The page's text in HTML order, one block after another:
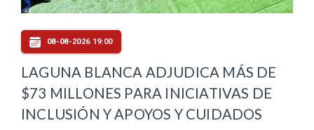
08-08-2026 19:00
LAGUNA BLANCA ADJUDICA MÁS DE
$73 MILLONES PARA INICIATIVAS DE
INCLUSIÓN Y APOYOS Y CUIDADOS